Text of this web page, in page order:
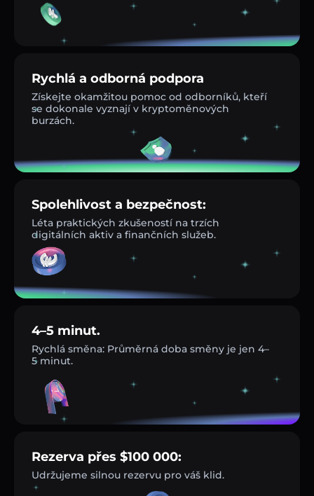
Rychlá a odborná podpora
Získejte okamžitou pomoc od odborníků, kteří
se dokonale vyznají v kryptoměnových
burzách.
Spolehlivost a bezpečnost:
Léta praktických zkušeností na trzích
digitálních aktiv a finančních služeb.
4–5 minut.
Rychlá směna: Průměrná doba směny je jen 4–
5 minut.
Rezerva přes $100 000:
Udržujeme silnou rezervu pro váš klid.